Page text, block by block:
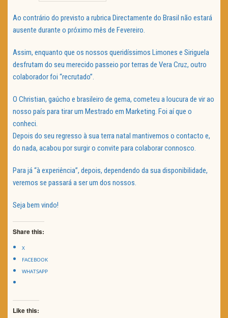
TRAILER DO DIA
Ao contrário do previsto a rubrica Directamente do Brasil não estará
ausente durante o próximo mês de Fevereiro.
Assim, enquanto que os nossos queridíssimos Limones e Siriguela
desfrutam do seu merecido passeio por terras de Vera Cruz, outro
colaborador foi “recrutado”.
O Christian, gaúcho e brasileiro de gema, cometeu a loucura de vir ao
nosso país para tirar um Mestrado em Marketing. Foi aí que o
conheci.
Depois do seu regresso à sua terra natal mantivemos o contacto e,
do nada, acabou por surgir o convite para colaborar connosco.
Para já “à experiência”, depois, dependendo da sua disponibilidade,
veremos se passará a ser um dos nossos.
Seja bem vindo!
Share this:
X
FACEBOOK
WHATSAPP
Like this: